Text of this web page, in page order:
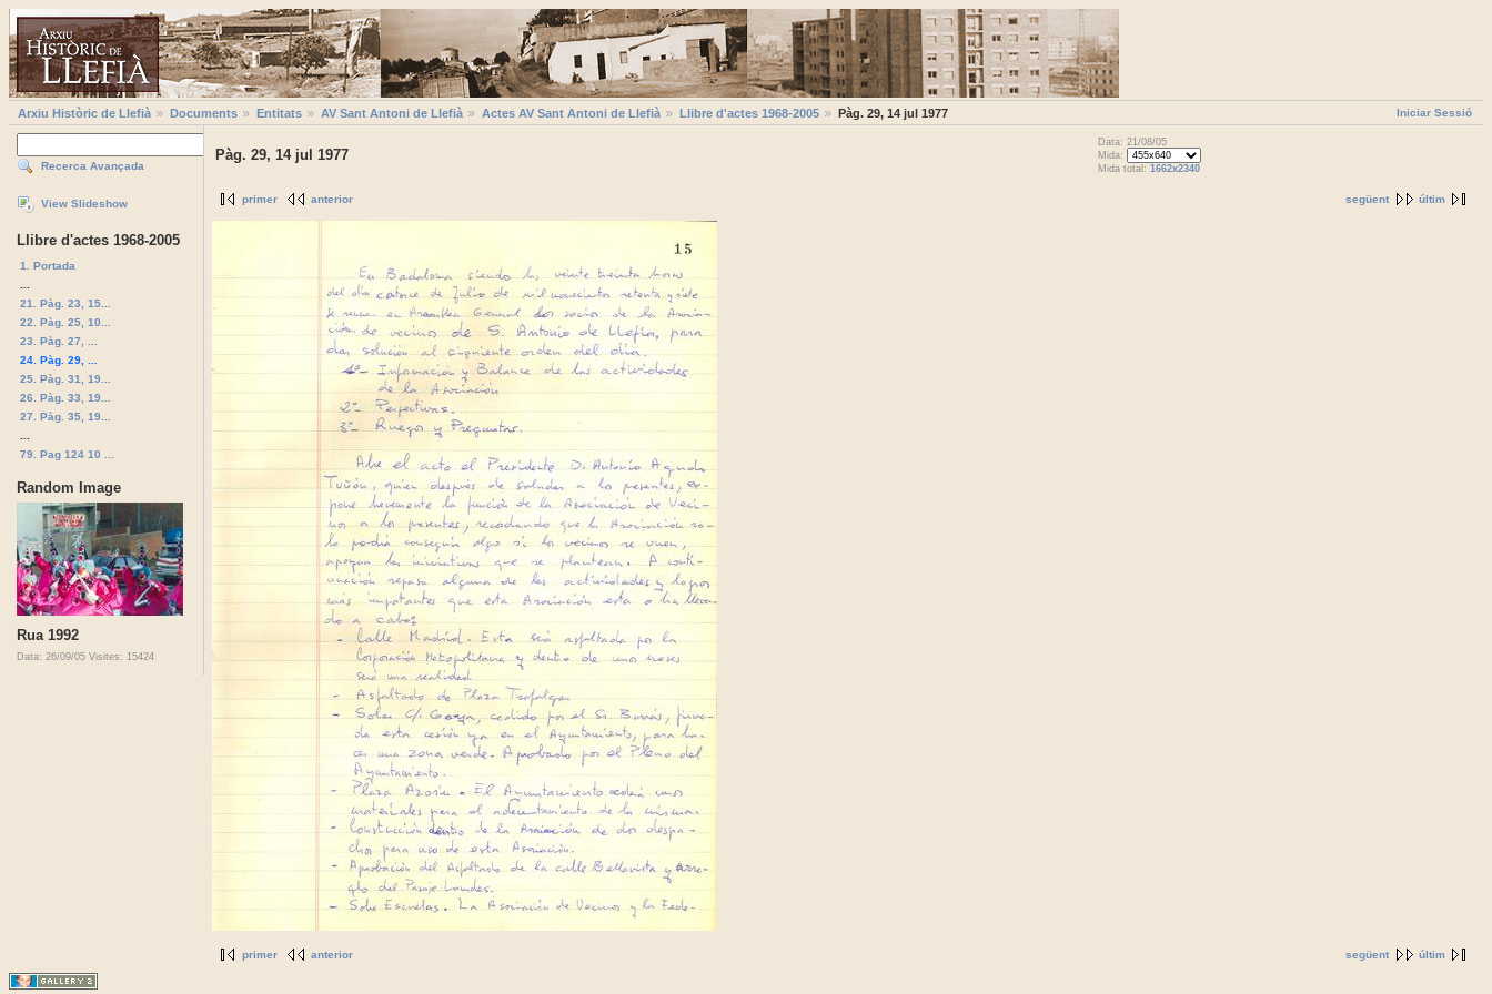
Iniciar Sessió
Arxiu Històric de Llefià Documents Entitats AV Sant Antoni de Llefià Actes AV Sant Antoni de Llefià Llibre d'actes 1968-2005 Pàg. 29, 14 jul 1977
Recerca Avançada
View Slideshow
Llibre d'actes 1968-2005
1. Portada
21. Pàg. 23, 15...
22. Pàg. 25, 10...
23. Pàg. 27, ...
24. Pàg. 29, ...
25. Pàg. 31, 19...
26. Pàg. 33, 19...
27. Pàg. 35, 19...
79. Pag 124 10 ...
Random Image
Rua 1992
Data: 26/09/05 Visites: 15424
Pàg. 29, 14 jul 1977
Data: 21/08/05
Mida:
Mida total: 1662x2340
següent últim
primer anterior
següent últim
primer anterior